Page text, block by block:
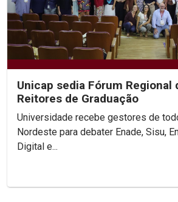
Unicap sedia Fórum Regional
Reitores de Graduação
Universidade recebe gestores de
Nordeste para debater Enade, Sisu,
Digital e...